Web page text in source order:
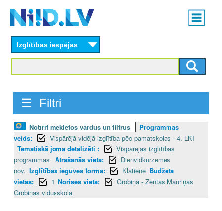
content
Main
menu
Izglītības iespējas
☰ Filtri
Notīrīt meklētos vārdus un filtrus
Programmas
veids:
Vispārējā vidējā izglītība pēc pamatskolas - 4. LKI
Tematiskā joma detalizēti :
Vispārējās izglītības
programmas
Atrašanās vieta:
Dienvidkurzemes
nov. Izglītības ieguves forma: Klātiene Budžeta
vietas:
1 Norises vieta:
Grobiņa - Zentas Mauriņas
Grobiņas vidusskola